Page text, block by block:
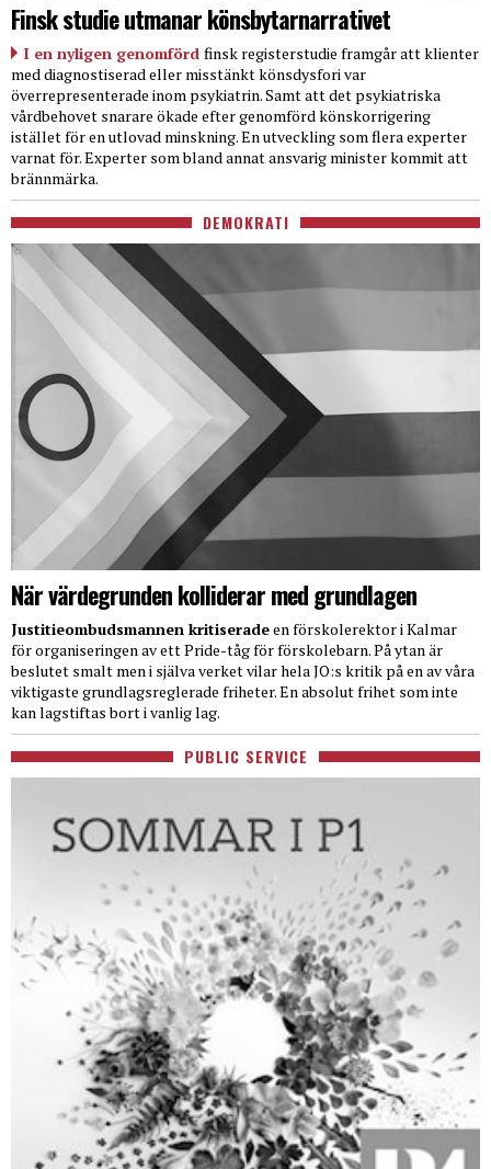
Finsk studie utmanar könsbytarnarrativet
I en nyligen genomförd finsk registerstudie framgår att klienter
med diagnostiserad eller misstänkt könsdysfori var
överrepresenterade inom psykiatrin. Samt att det psykiatriska
vårdbehovet snarare ökade efter genomförd könskorrigering
istället för en utlovad minskning. En utveckling som flera experter
varnat för. Experter som bland annat ansvarig minister kommit att
brännmärka.
DEMOKRATI
När värdegrunden kolliderar med grundlagen
Justitieombudsmannen kritiseradeen förskolerektor i Kalmar
för organiseringen av ett Pride-tåg för förskolebarn. På ytan är
beslutet smalt men i själva verket vilar hela JO:s kritik på en av våra
viktigaste grundlagsreglerade friheter. En absolut frihet som inte
kan lagstiftas bort i vanlig lag.
PUBLIC SERVICE